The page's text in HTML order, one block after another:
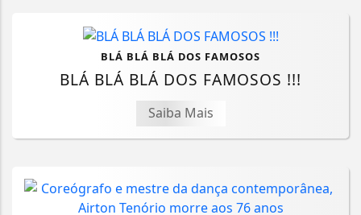
BLÁ BLÁ BLÁ DOS FAMOSOS
BLÁ BLÁ BLÁ DOS FAMOSOS !!!
Saiba Mais